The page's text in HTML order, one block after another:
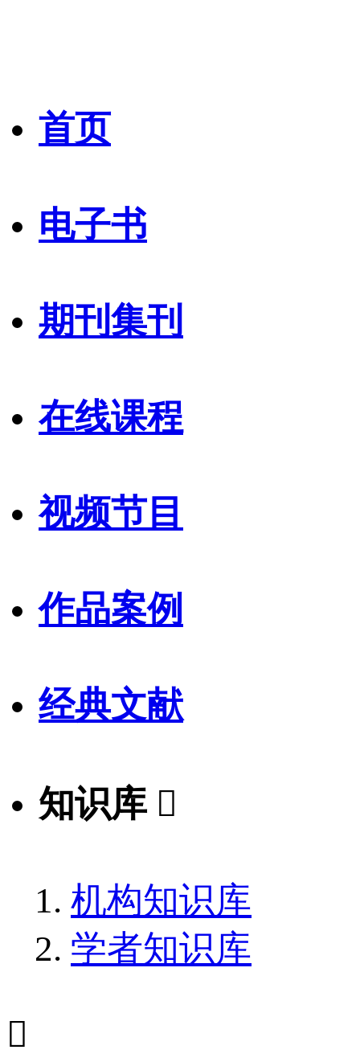
首页
电子书
期刊集刊
在线课程
视频节目
作品案例
经典文献
知识库 
机构知识库
学者知识库
